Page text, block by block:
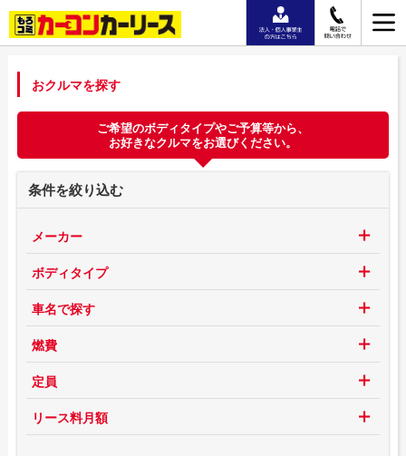
おクルマを探す
ご希望のボディタイプやご予算等から、
お好きなクルマをお選びください。
条件を絞り込む
メーカー
ボディタイプ
車名で探す
燃費
定員
リース料月額